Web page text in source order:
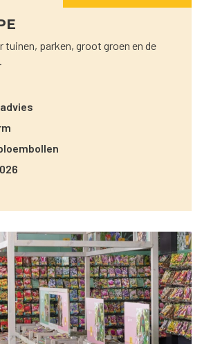
tuinen, parken, groot groen en de